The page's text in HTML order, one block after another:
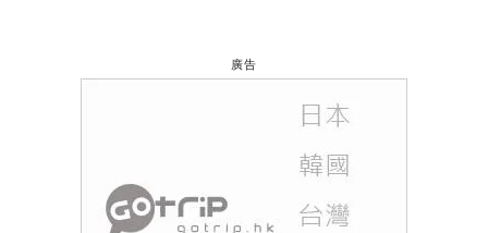
廣告